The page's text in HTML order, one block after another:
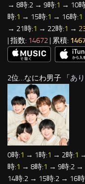
→ 8時:2 → 9時:1 → 10
時:1 → 15時:1 → 16時:1
→ 21時:1 → 22時:1 →
| 指数: 14672 | 累積:
2位…なにわ男子 「あ
0時:1 → 1時:1 → 2時:1
時:1 → 8時:1 → 9時:2 →
14時:2 → 15時:2 → 16